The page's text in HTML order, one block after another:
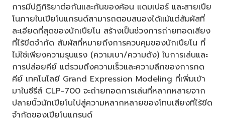
การมีปฏิกิริยาต่อกันและกันของค้อน แดมเปอร์ และสายเปีย
โนภายในเปียโนแกรนด์สามารถตอบสนองได้แม้แต่สัมผัสที่
ละเอียดที่สุดของนักเปียโน สร้างเป็นช่วงการถ่ายทอดเสียง
ที่ไร้ขีดจำกัด สัมผัสที่หมายถึงการควบคุมของนักเปียโน ที่
ไม่ใช่เพียงความรุนแรง (ความเบา/ความดัง) ในการเล่นและ
การปล่อยคีย์ แต่รวมถึงความเร็วและความลึกของการกด
คีย์ เทคโนโลยี Grand Expression Modeling ที่เพิ่มเข้า
มาในซีรีส์ CLP-700 จะถ่ายทอดการเล่นที่หลากหลายจาก
ปลายนิ้วนักเปียโนไปสู่ความหลากหลายของโทนเสียงที่ไร้ขีด
จำกัดของเปียโนแกรนด์